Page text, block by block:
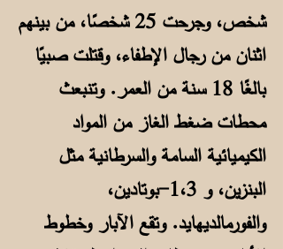
شخص، وجرحت 25 شخصًا، من بينهم
اثنان من رجال الإطفاء، وقتلت صبيًا
بالغًا 18 سنة من العمر. وتنبعث
محطات ضغط الغاز من المواد
الكيميائية السامة والسرطانية مثل
البنزين، و 1،3-بوتادين،
والفورمالديهايد. وتقع الآبار وخطوط